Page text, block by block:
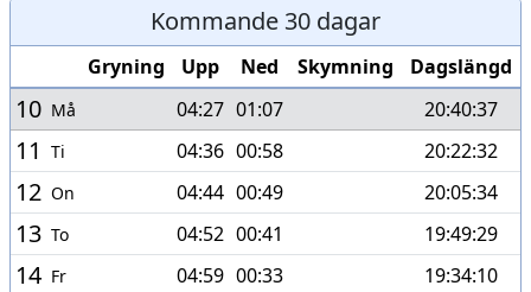
Kommande 30 dagar
Gryning Upp Ned Skymning Dagslängd
10 Må 04:27 01:07 20:40:37
11 Ti 04:36 00:58 20:22:32
12 On 04:44 00:49 20:05:34
13 To 04:52 00:41 19:49:29
14 Fr 04:59 00:33 19:34:10